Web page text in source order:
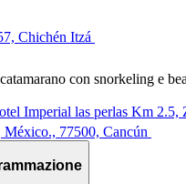
Chichén Itzá
con snorkeling e
Imperial las perlas Km 2.5,
77500, Cancún